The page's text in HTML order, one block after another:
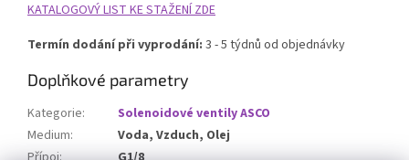
KATALOGOVÝ LIST KE STAŽENÍ ZDE
Termín dodání při vyprodání: 3 - 5 týdnů od objednávky
Doplňkové parametry
Kategorie:
Solenoidové ventily ASCO
Medium:
Voda, Vzduch, Olej